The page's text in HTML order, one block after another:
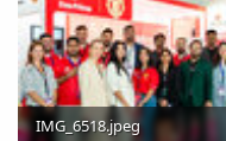
IMG_6518.jpeg